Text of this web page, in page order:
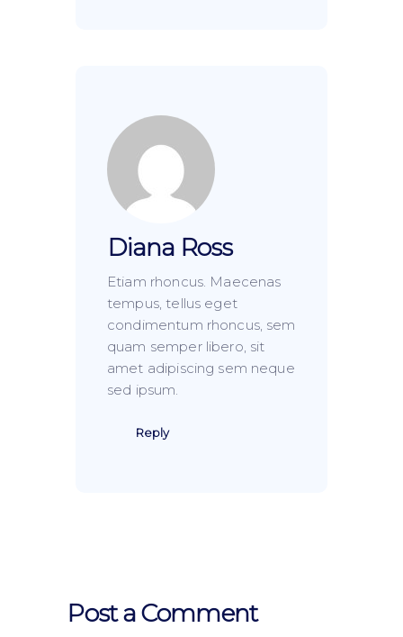
Diana Ross
Etiam rhoncus. Maecenas
tempus, tellus eget
condimentum rhoncus, sem
quam semper libero, sit
amet adipiscing sem neque
sed ipsum.
Reply
Post a Comment